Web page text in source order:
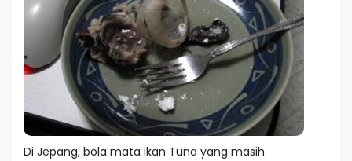
Di Jepang, bola mata ikan Tuna yang masih